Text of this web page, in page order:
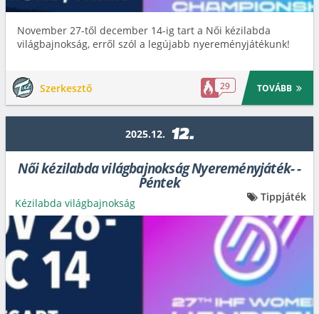
November 27-től december 14-ig tart a Női kézilabda
világbajnokság, erről szól a legújabb nyereményjátékunk!
Szerkesztő 29 TOVÁBB
2025.12. 12.
Női kézilabda világbajnokság Nyereményjáték- -
Péntek
Kézilabda világbajnokság Tippjáték